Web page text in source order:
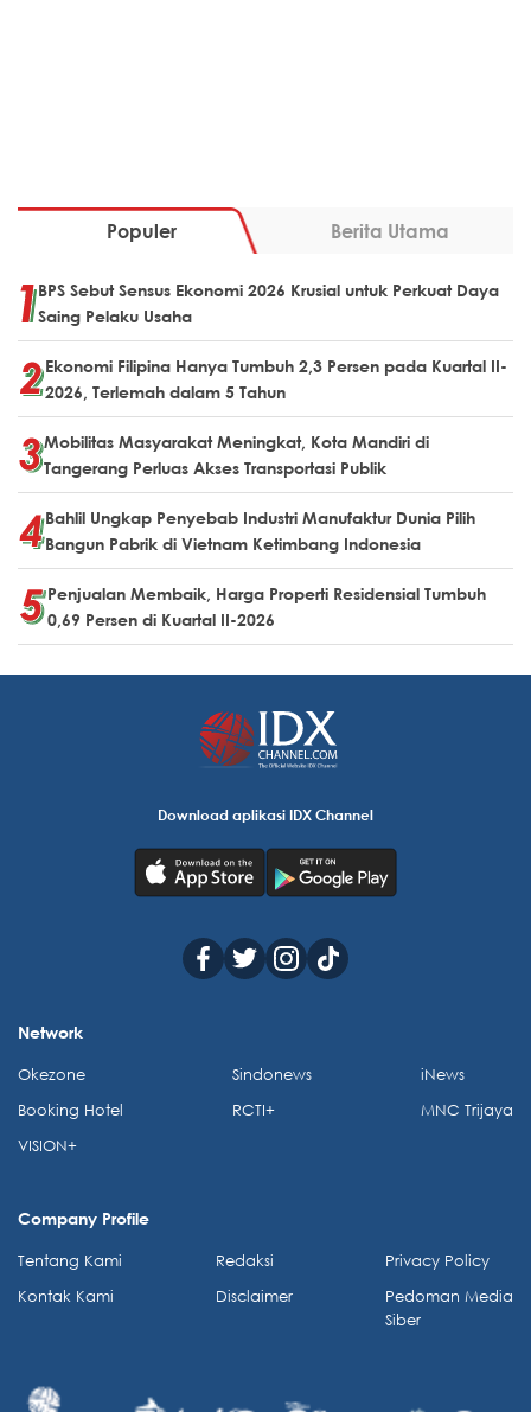
Populer Berita Utama
BPS Sebut Sensus Ekonomi 2026 Krusial untuk Perkuat Daya
Saing Pelaku Usaha
Ekonomi Filipina Hanya Tumbuh 2,3 Persen pada Kuartal II-
2026, Terlemah dalam 5 Tahun
Mobilitas Masyarakat Meningkat, Kota Mandiri di
Tangerang Perluas Akses Transportasi Publik
Bahlil Ungkap Penyebab Industri Manufaktur Dunia Pilih
Bangun Pabrik di Vietnam Ketimbang Indonesia
Penjualan Membaik, Harga Properti Residensial Tumbuh
0,69 Persen di Kuartal II-2026
Download aplikasi IDX Channel
Network
Okezone
Booking Hotel
VISION+
Sindonews
RCTI+
iNews
MNC Trijaya
Company Profile
Tentang Kami
Kontak Kami
Redaksi
Disclaimer
Privacy Policy
Pedoman Media
Siber